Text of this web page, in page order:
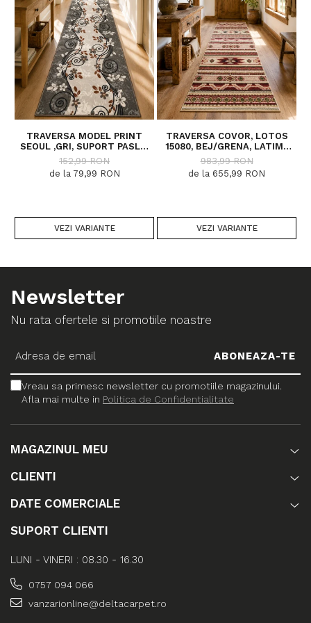
TRAVERSA MODEL PRINT
SEOUL ,GRI, SUPORT PASLA,
LATIME 100 CM, 820 GR/MP
152,99 RON
de la 79,99 RON
VEZI VARIANTE
TRAVERSA COVOR, LOTOS
15080, BEJ/GRENA, LATIME
200 CM, DIVERSE LUNGIMI
983,99 RON
de la 655,99 RON
VEZI VARIANTE
Newsletter
Nu rata ofertele si promotiile noastre
Vreau sa primesc newsletter cu promotiile magazinului.
Afla mai multe in Politica de Confidentialitate
MAGAZINUL MEU
CLIENTI
DATE COMERCIALE
SUPORT CLIENTI
LUNI - VINERI : 08.30 - 16.30
0757 094 066
vanzarionline@deltacarpet.ro